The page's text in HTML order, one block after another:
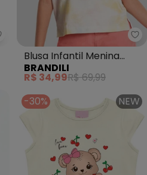
Kids - Blusa (Areia)
Blusa Infantil Menina
Estampa Tropical
(Natural)
BRANDILI
R$ 34,99R$ 69,99
-30% NEW